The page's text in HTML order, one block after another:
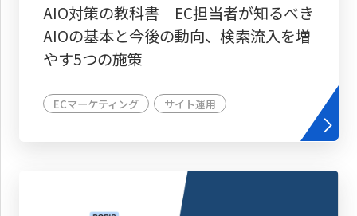
AIO対策の教科書│EC担当者が知るべき
AIOの基本と今後の動向、検索流入を増
やす5つの施策
ECマーケティング サイト運用